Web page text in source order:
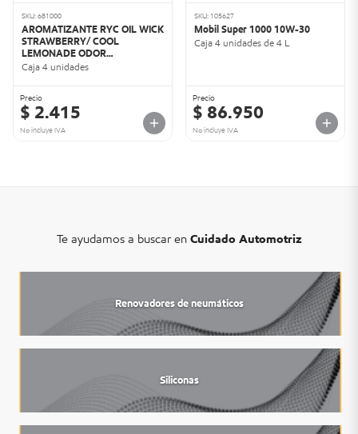
SKU: 681000
AROMATIZANTE RYC OIL WICK
STRAWBERRY/ COOL
LEMONADE ODOR
ELIMINATION 9ML
Caja 4 unidades
Precio
$ 2.415
No incluye IVA
SKU: 105627
Mobil Super 1000 10W-30
Caja 4 unidades de 4 L
Precio
$ 86.950
No incluye IVA
Te ayudamos a buscar en Cuidado Automotriz
Renovadores de neumáticos
Siliconas